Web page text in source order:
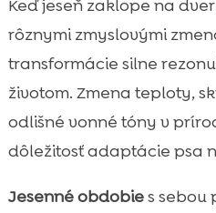
Keď jeseň zaklope na
rôznymi zmyslovými
transformácie silne
životom. Zmena teploty,
odlišné vonné tóny v
dôležitosť adaptácie psa
Jesenné obdobies sebou